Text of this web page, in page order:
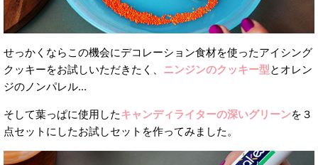
せっかくならこの機会にデコレーション食材を使ったアイシング
クッキーをお試しいただきたく、 ニンジンのクッキー型とオレン
ジのノンパレル...
そして葉っぱに使用したキャンディライターの深いグリーンを３
点セットにしたお試しセットを作ってみました。